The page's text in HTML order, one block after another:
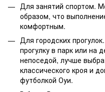
Для занятий спортом.
образом, что
комфортным.
Для городских
прогулку в парк или на
непоседой, лучше
классического кроя и
футболкой Оуи.